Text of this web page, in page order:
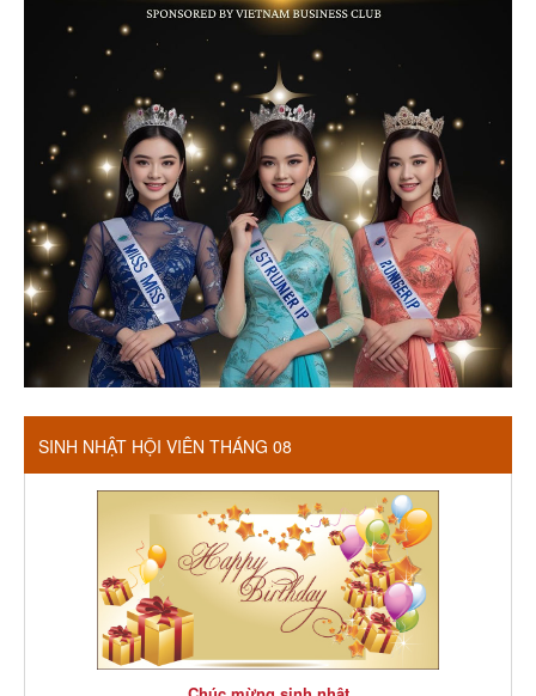
SINH NHẬT HỘI VIÊN THÁNG 08